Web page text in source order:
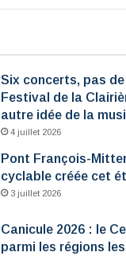
Six concerts, pas
Festival de la
autre idée de la
4 juillet 2026
Pont François-
cyclable créée cet
3 juillet 2026
Canicule 2026 : le
parmi les régions